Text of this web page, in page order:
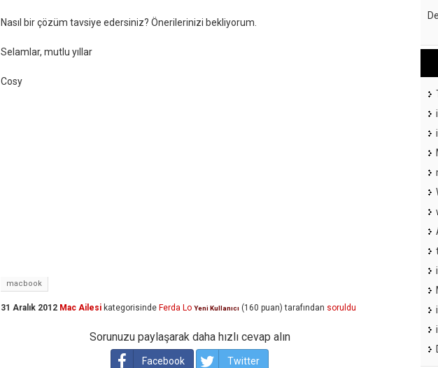
Nasıl bir çözüm tavsiye edersiniz? Önerilerinizi bekliyorum.
Selamlar, mutlu yıllar
Cosy
macbook
31 Aralık 2012 Mac Ailesi kategorisinde Ferda Lo Yeni Kullanıcı (160 puan) tarafından soruldu
Sorunuzu paylaşarak daha hızlı cevap alın
Facebook Twitter